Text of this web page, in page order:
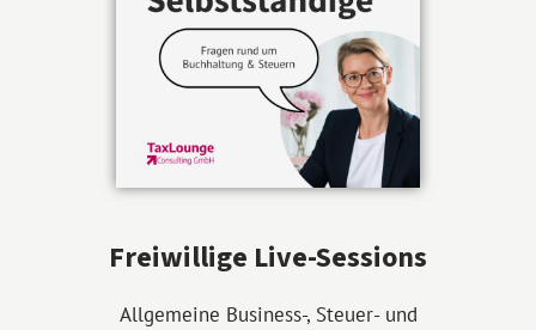
Freiwillige Live-Sessions
Allgemeine Business-, Steuer- und